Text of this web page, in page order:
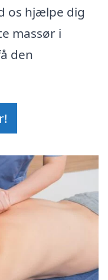
os hjælpe dig
massør i
den